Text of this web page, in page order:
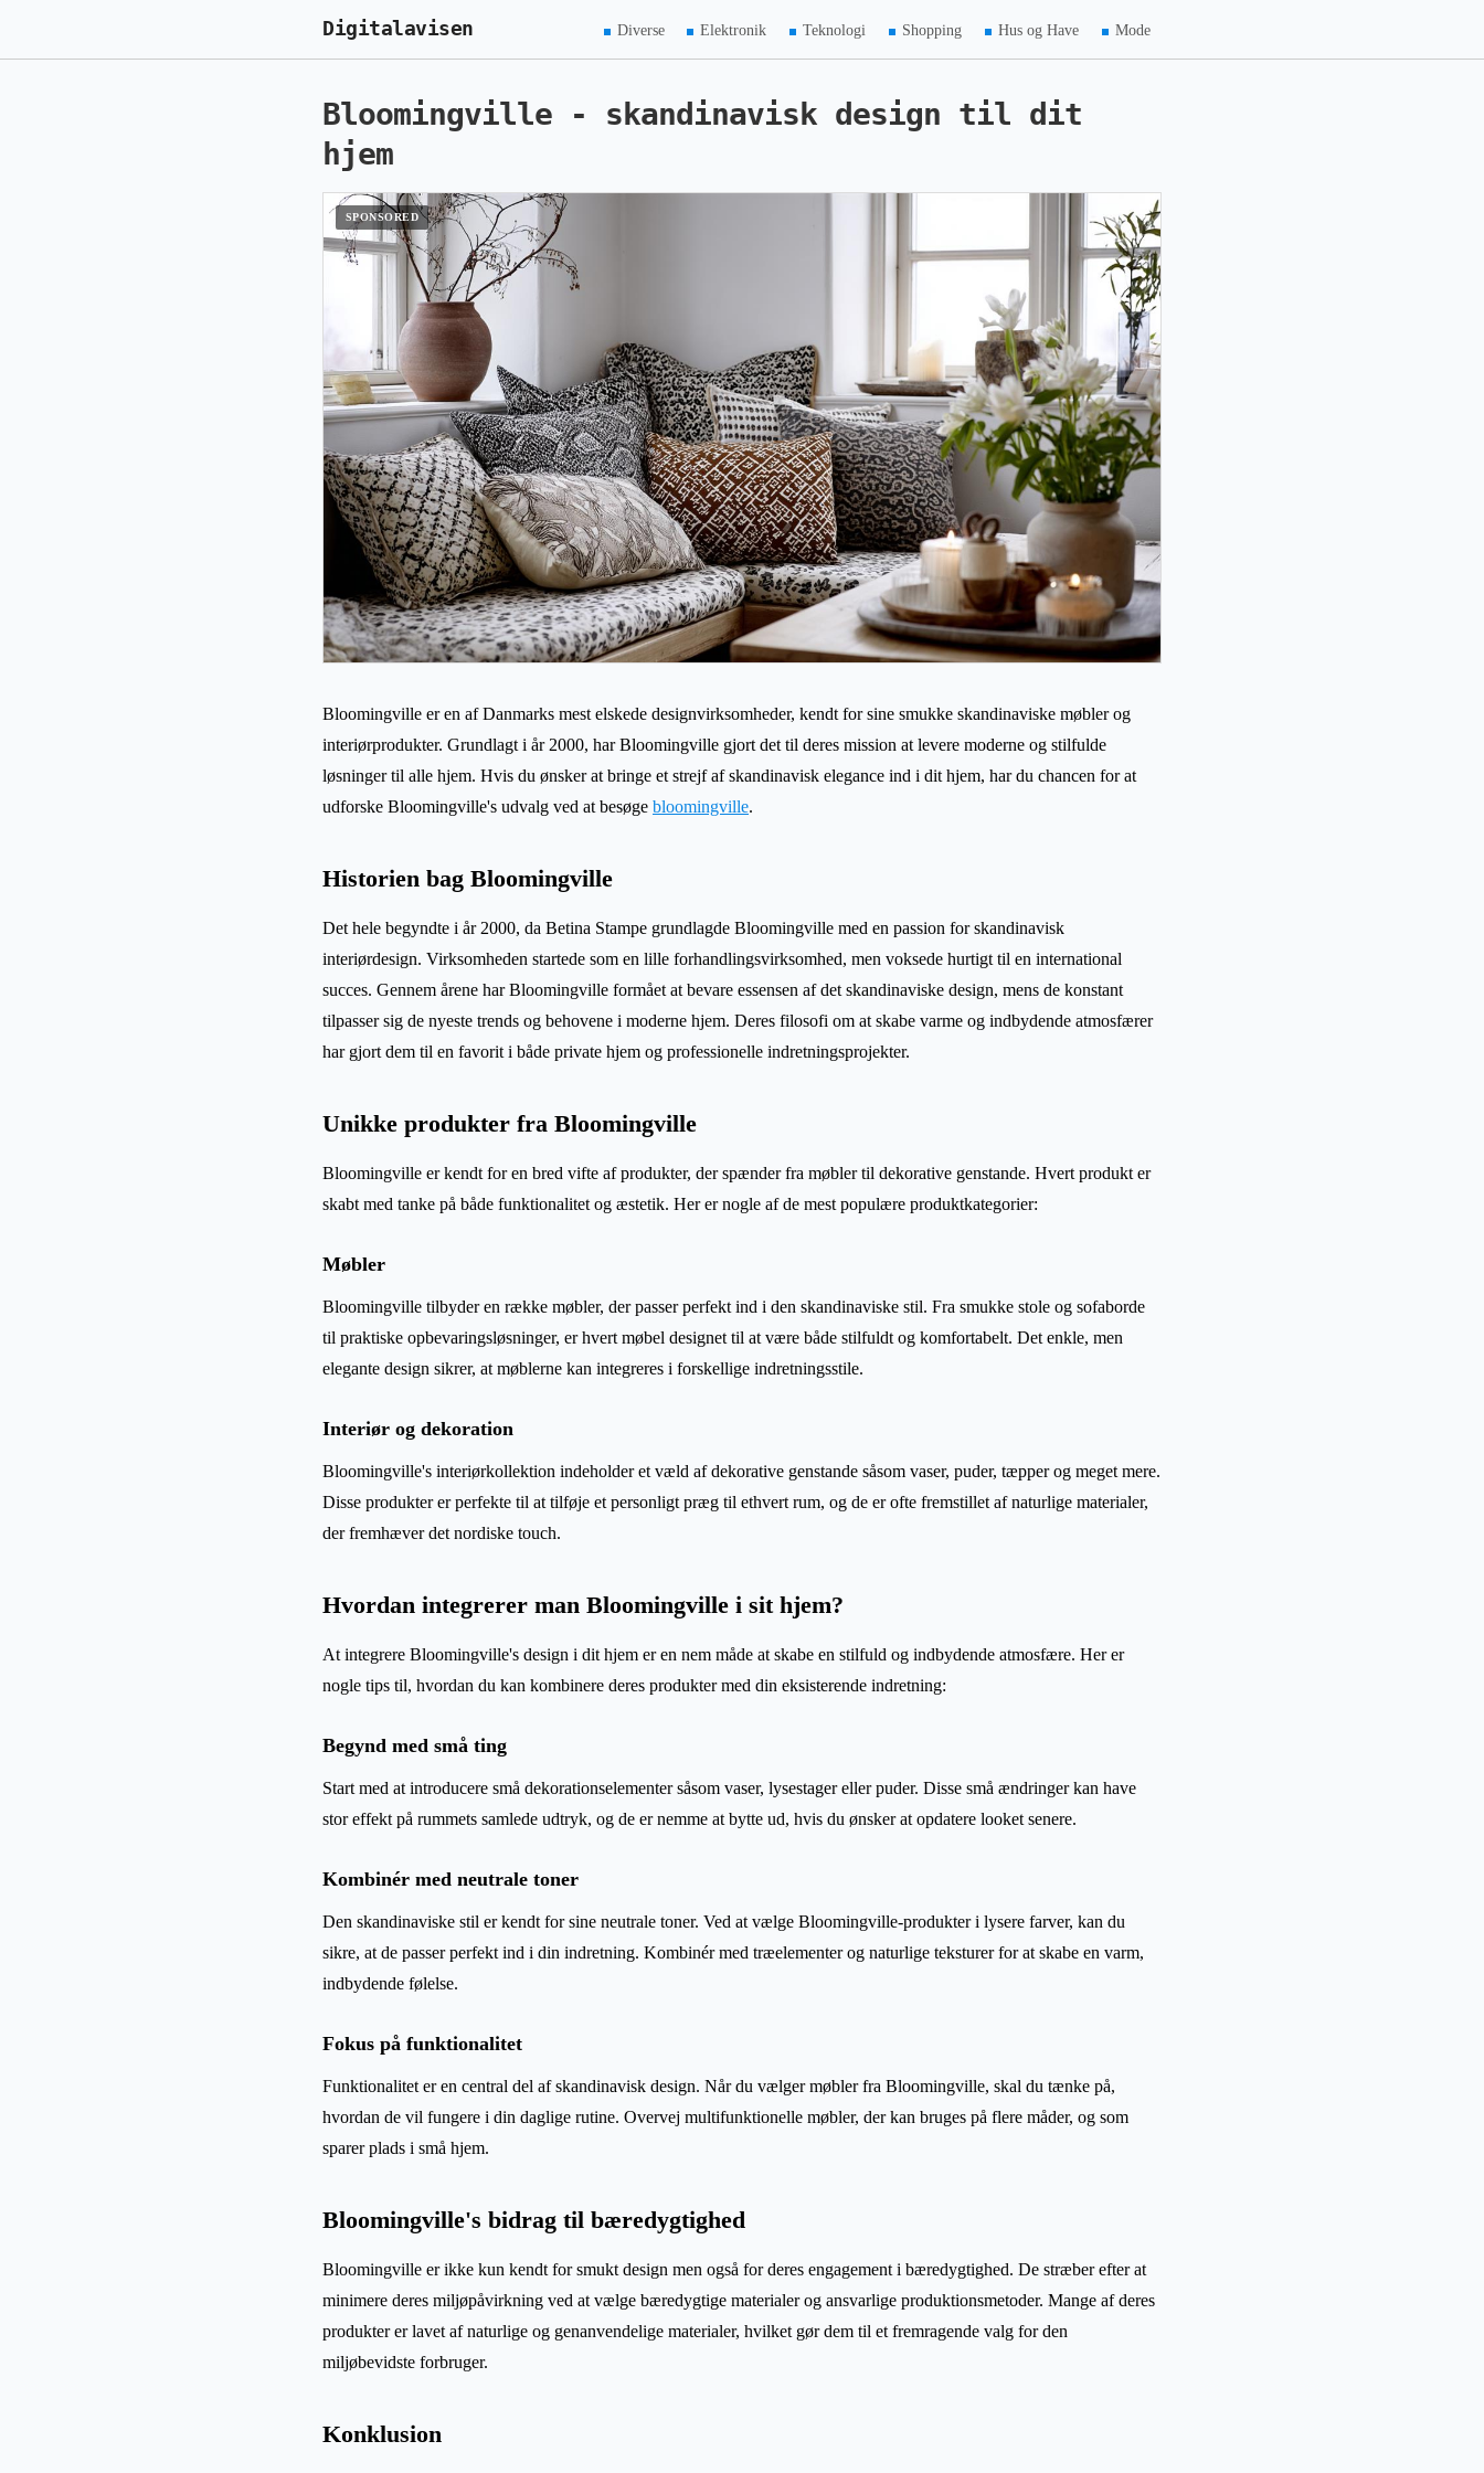
Digitalavisen Diverse Elektronik Teknologi Shopping Hus og Have Mode
Bloomingville - skandinavisk design til dit
hjem
Bloomingville er en af Danmarks mest elskede designvirksomheder, kendt for sine smukke skandinaviske møbler og
interiørprodukter. Grundlagt i år 2000, har Bloomingville gjort det til deres mission at levere moderne og stilfulde
løsninger til alle hjem. Hvis du ønsker at bringe et strejf af skandinavisk elegance ind i dit hjem, har du chancen for at
udforske Bloomingville's udvalg ved at besøge bloomingville.
Historien bag Bloomingville
Det hele begyndte i år 2000, da Betina Stampe grundlagde Bloomingville med en passion for skandinavisk
interiørdesign. Virksomheden startede som en lille forhandlingsvirksomhed, men voksede hurtigt til en international
succes. Gennem årene har Bloomingville formået at bevare essensen af det skandinaviske design, mens de konstant
tilpasser sig de nyeste trends og behovene i moderne hjem. Deres filosofi om at skabe varme og indbydende atmosfærer
har gjort dem til en favorit i både private hjem og professionelle indretningsprojekter.
Unikke produkter fra Bloomingville
Bloomingville er kendt for en bred vifte af produkter, der spænder fra møbler til dekorative genstande. Hvert produkt er
skabt med tanke på både funktionalitet og æstetik. Her er nogle af de mest populære produktkategorier:
Møbler
Bloomingville tilbyder en række møbler, der passer perfekt ind i den skandinaviske stil. Fra smukke stole og sofaborde
til praktiske opbevaringsløsninger, er hvert møbel designet til at være både stilfuldt og komfortabelt. Det enkle, men
elegante design sikrer, at møblerne kan integreres i forskellige indretningsstile.
Interiør og dekoration
Bloomingville's interiørkollektion indeholder et væld af dekorative genstande såsom vaser, puder, tæpper og meget mere.
Disse produkter er perfekte til at tilføje et personligt præg til ethvert rum, og de er ofte fremstillet af naturlige materialer,
der fremhæver det nordiske touch.
Hvordan integrerer man Bloomingville i sit hjem?
At integrere Bloomingville's design i dit hjem er en nem måde at skabe en stilfuld og indbydende atmosfære. Her er
nogle tips til, hvordan du kan kombinere deres produkter med din eksisterende indretning:
Begynd med små ting
Start med at introducere små dekorationselementer såsom vaser, lysestager eller puder. Disse små ændringer kan have
stor effekt på rummets samlede udtryk, og de er nemme at bytte ud, hvis du ønsker at opdatere looket senere.
Kombinér med neutrale toner
Den skandinaviske stil er kendt for sine neutrale toner. Ved at vælge Bloomingville-produkter i lysere farver, kan du
sikre, at de passer perfekt ind i din indretning. Kombinér med træelementer og naturlige teksturer for at skabe en varm,
indbydende følelse.
Fokus på funktionalitet
Funktionalitet er en central del af skandinavisk design. Når du vælger møbler fra Bloomingville, skal du tænke på,
hvordan de vil fungere i din daglige rutine. Overvej multifunktionelle møbler, der kan bruges på flere måder, og som
sparer plads i små hjem.
Bloomingville's bidrag til bæredygtighed
Bloomingville er ikke kun kendt for smukt design men også for deres engagement i bæredygtighed. De stræber efter at
minimere deres miljøpåvirkning ved at vælge bæredygtige materialer og ansvarlige produktionsmetoder. Mange af deres
produkter er lavet af naturlige og genanvendelige materialer, hvilket gør dem til et fremragende valg for den
miljøbevidste forbruger.
Konklusion